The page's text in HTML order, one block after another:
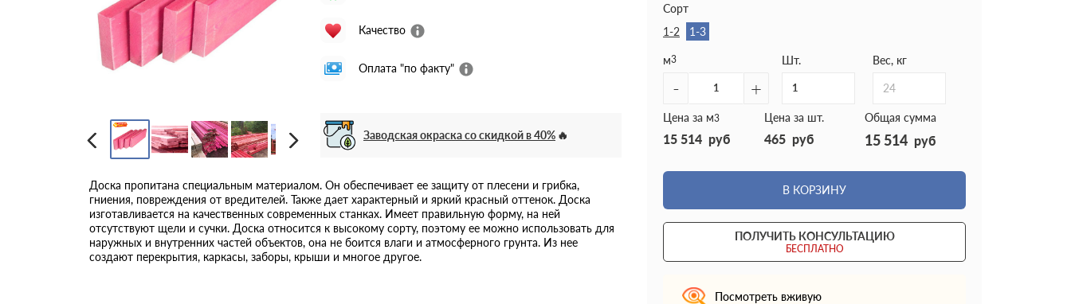
Качество
Оплата "по факту"
Заводская окраска со скидкой в 40%
Доска пропитана специальным материалом. Он обеспечивает ее защиту от плесени и грибка,
гниения, повреждения от вредителей. Также дает характерный и яркий красный оттенок. Доска
изготавливается на качественных современных станках. Имеет правильную форму, на ней
отсутствуют щели и сучки. Доска относится к высокому сорту, поэтому ее можно использовать для
наружных и внутренних частей объектов, она не боится влаги и атмосферного грунта. Из нее
создают перекрытия, каркасы, заборы, крыши и многое другое.
Сорт
1-2
1-3
м3
- +
Шт. Вес, кг
24
Цена за м3
15 514 руб
Цена за шт.
465 руб
Общая сумма
15 514 руб
В КОРЗИНУ
ПОЛУЧИТЬ КОНСУЛЬТАЦИЮ
БЕСПЛАТНО
Посмотреть вживую